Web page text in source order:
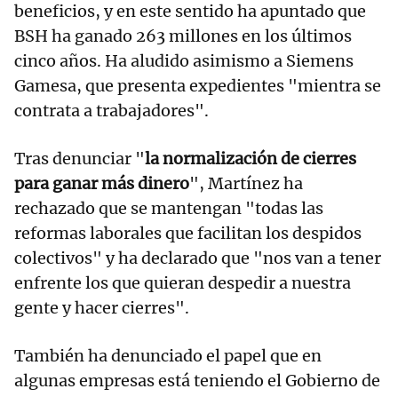
beneficios, y en este sentido ha apuntado que
BSH ha ganado 263 millones en los últimos
cinco años. Ha aludido asimismo a Siemens
Gamesa, que presenta expedientes "mientra se
contrata a trabajadores".
Tras denunciar "la normalización de cierres
para ganar más dinero", Martínez ha
rechazado que se mantengan "todas las
reformas laborales que facilitan los despidos
colectivos" y ha declarado que "nos van a tener
enfrente los que quieran despedir a nuestra
gente y hacer cierres".
También ha denunciado el papel que en
algunas empresas está teniendo el Gobierno de